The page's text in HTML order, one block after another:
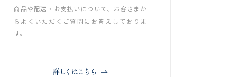
商品や配送・お支払いについて、お客さまか
らよくいただくご質問にお答えしておりま
す。
詳しくはこちら